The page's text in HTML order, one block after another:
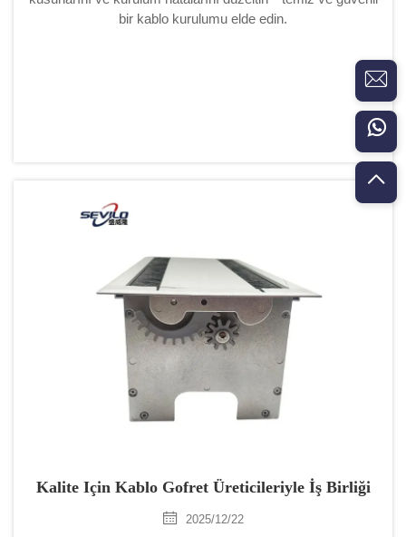
bir kablo kurulumu elde edin.
Kalite Için Kablo Gofret Üreticileriyle İş Birliği
2025/12/22